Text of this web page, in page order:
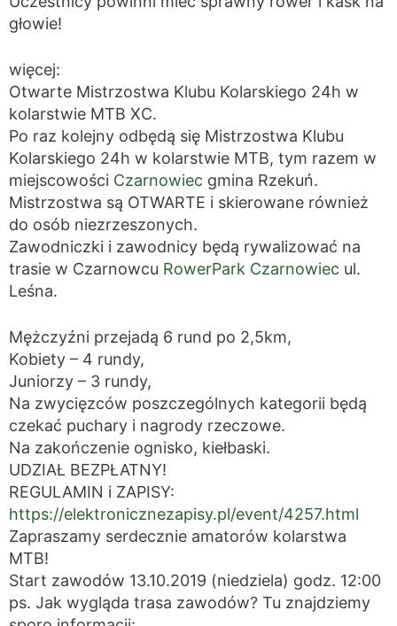
głowie!
więcej:
Otwarte Mistrzostwa Klubu Kolarskiego 24h w
kolarstwie MTB XC.
Po raz kolejny odbędą się Mistrzostwa Klubu
Kolarskiego 24h w kolarstwie MTB, tym razem w
miejscowości Czarnowiec gmina Rzekuń.
Mistrzostwa są OTWARTE i skierowane również
do osób niezrzeszonych.
Zawodniczki i zawodnicy będą rywalizować na
trasie w Czarnowcu RowerPark Czarnowiec ul.
Leśna.
Mężczyźni przejadą 6 rund po 2,5km,
Kobiety – 4 rundy,
Juniorzy – 3 rundy,
Na zwycięzców poszczególnych kategorii będą
czekać puchary i nagrody rzeczowe.
Na zakończenie ognisko, kiełbaski.
UDZIAŁ BEZPŁATNY!
REGULAMIN i ZAPISY:
https://elektronicznezapisy.pl/event/4257.html
Zapraszamy serdecznie amatorów kolarstwa
MTB!
Start zawodów 13.10.2019 (niedziela) godz. 12:00
ps. Jak wygląda trasa zawodów? Tu znajdziemy